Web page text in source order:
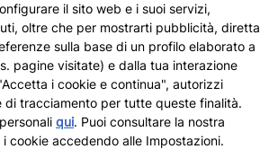
il sito web e i suoi servizi,
oltre che per mostrarti pubblicità, diretta
sulla base di un profilo elaborato a
pagine visitate) e dalla tua interazione
i cookie e continua", autorizzi
di tracciamento per tutte queste finalità.
qui. Puoi consultare la nostra
cookie accedendo alle Impostazioni.